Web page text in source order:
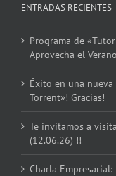
ENTRADAS RECIENTES
Programa de
Aprovecha el
Éxito en una
Torrent»! Gracias!
Te invitamos a
(12.06.26) !!
Charla